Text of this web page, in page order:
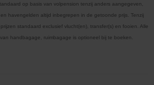
op basis van volpension tenzij anders aangegeven,
havengelden altijd inbegrepen in de getoonde prijs. Tenzij
standaard exclusief vlucht(en), transfer(s) en fooien. Alle
handbagage, ruimbagage is optioneel bij te boeken.